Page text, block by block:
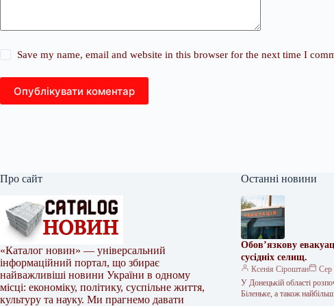
Save my name, email and website in this browser for the next time I
Опублікувати коментар
Про сайт
«Каталог новин» — універсальний
інформаційний портал, що збирає
найважливіші новини України в одному
місці: економіку, політику, суспільне життя,
культуру та науку. Ми прагнемо давати
Останні новини
Обов’язкову
сусідніх селищ.
Ксенія Сіроштан
Сер
У Донецькій області
Біленьке, а також